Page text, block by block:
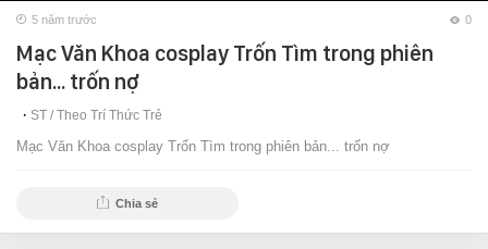
5 năm trước 0
Mạc Văn Khoa cosplay Trốn Tìm trong phiên
bản... trốn nợ
ST / Theo Trí Thức Trẻ
Mạc Văn Khoa cosplay Trốn Tìm trong phiên bản... trốn nợ
Chia sẻ